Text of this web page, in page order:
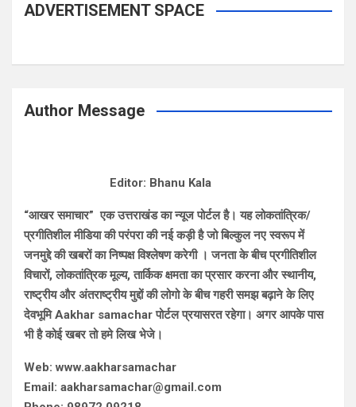
ADVERTISEMENT SPACE
Author Message
Editor: Bhanu Kala
“आखर समाचार” एक उत्तराखंड का न्यूज पोर्टल है। यह लोकतांत्रिक/
प्रगीतिशील मीडिया की परंपरा की नई कड़ी है जो बिल्कुल नए स्वरूप में
जनमुद्दे की खबरों का निष्पक्ष विश्लेषण करेगी । जनता के बीच प्रगीतिशील
विचारों, लोकतांत्रिक मूल्य, तार्किक क्षमता का प्रसार करना और स्थानीय,
राष्ट्रीय और अंतराष्ट्रीय मुद्दों की लोगो के बीच गहरी समझ बढ़ाने के लिए
देवभूमि Aakhar samachar पोर्टल प्रयासरत रहेगा। अगर आपके पास
भी है कोई खबर तो हमे लिख भेजे।
Web: www.aakharsamachar
Email: aakharsamachar@gmail.com